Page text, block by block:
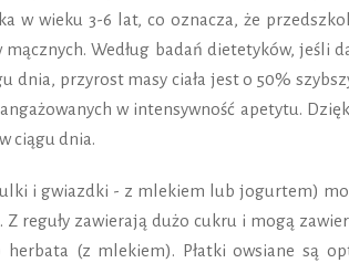
w wieku 3-6 lat, co oznacza, że
Według badań dietetyków, jeśli
dnia, przyrost masy ciała jest o 50%
w intensywność apetytu.
ciągu dnia.
i gwiazdki - z mlekiem lub jogurtem)
reguły zawierają dużo cukru i mogą
(z mlekiem). Płatki owsiane są